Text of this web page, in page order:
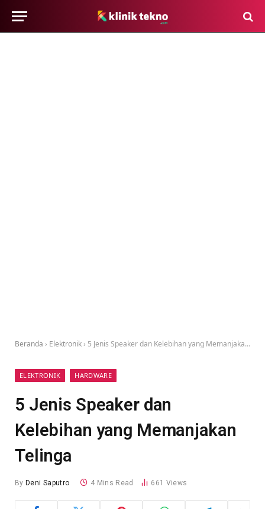
Beranda › Elektronik › 5 Jenis Speaker dan Kelebihan yang Memanjakan Telinga
ELEKTRONIK HARDWARE
5 Jenis Speaker dan
Kelebihan yang Memanjakan
Telinga
By Deni Saputro 4 Mins Read 661 Views